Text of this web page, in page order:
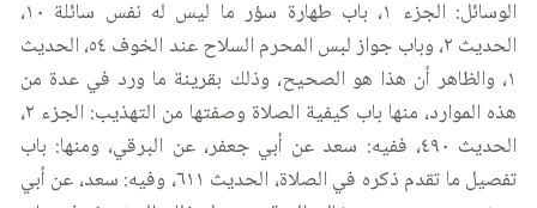
الوسائل: الجزء ١، باب طهارة سؤر ما ليس له نفس سائلة ١٠،
الحديث ٢، وباب جواز لبس المحرم السلاح عند الخوف ٥٤، الحديث
١، والظاهر أن هذا هو الصحيح، وذلك بقرينة ما ورد في عدة من
هذه الموارد، منها باب كيفية الصلاة وصفتها من التهذيب: الجزء ٢،
الحديث ٤٩٠، ففيه: سعد عن أبي جعفر، عن البرقي، ومنها: باب
تفصيل ما تقدم ذكره في الصلاة، الحديث ٦١١، وفيه: سعد، عن أبي